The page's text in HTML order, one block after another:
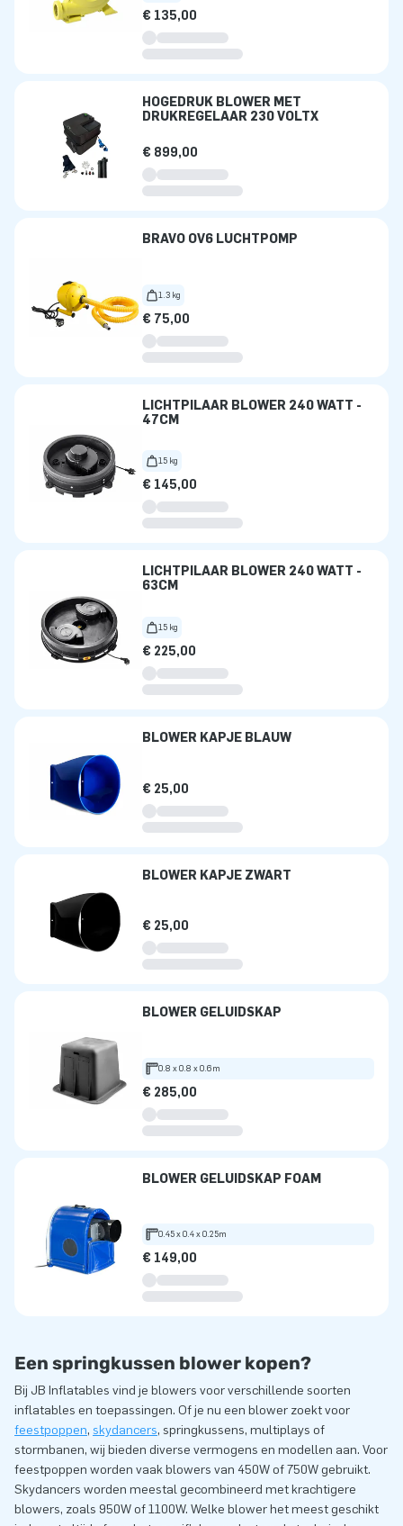
€ 135,00
HOGEDRUK BLOWER MET
DRUKREGELAAR 230 VOLTX
€ 899,00
BRAVO OV6 LUCHTPOMP
1.3 kg
€ 75,00
LICHTPILAAR BLOWER 240 WATT -
47CM
15 kg
€ 145,00
LICHTPILAAR BLOWER 240 WATT -
63CM
15 kg
€ 225,00
BLOWER KAPJE BLAUW
€ 25,00
BLOWER KAPJE ZWART
€ 25,00
BLOWER GELUIDSKAP
0.8 x 0.8 x 0.6m
€ 285,00
BLOWER GELUIDSKAP FOAM
0.45 x 0.4 x 0.25m
€ 149,00
Een springkussen blower kopen?
Bij JB Inflatables vind je blowers voor verschillende soorten
inflatables en toepassingen. Of je nu een blower zoekt voor
feestpoppen, skydancers, springkussens, multiplays of
stormbanen, wij bieden diverse vermogens en modellen aan. Voor
feestpoppen worden vaak blowers van 450W of 750W gebruikt.
Skydancers worden meestal gecombineerd met krachtigere
blowers, zoals 950W of 1100W. Welke blower het meest geschikt